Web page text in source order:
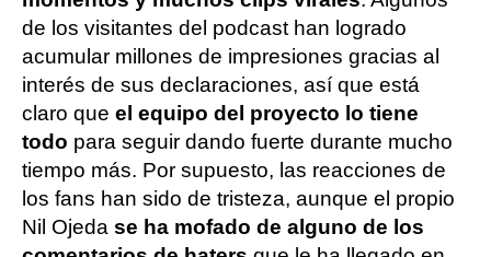
de los visitantes del podcast han logrado
acumular millones de impresiones gracias al
interés de sus declaraciones, así que está
claro que el equipo del proyecto lo tiene
todo para seguir dando fuerte durante mucho
tiempo más. Por supuesto, las reacciones de
los fans han sido de tristeza, aunque el propio
Nil Ojeda se ha mofado de alguno de los